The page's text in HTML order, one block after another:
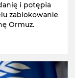
i potępia
zablokowanie
Ormuz.